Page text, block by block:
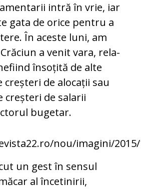
intră în vrie, iar
gata de orice pen­tru a
În aceste luni, am
a venit vara, re­la­
însoțită de alte
creșteri de alocații sau
creș­­teri de salarii
bugetar.
un gest în sensul
al încetinirii,